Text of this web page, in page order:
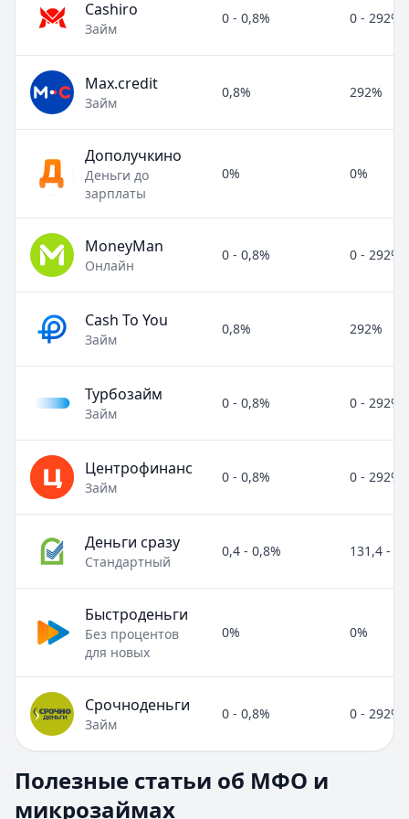
Cashiro
Займ
0 - 0,8% 0 - 292%
Max.credit
Займ
0,8% 292%
Дополучкино
Деньги до
зарплаты
0% 0%
MoneyMan
Онлайн
0 - 0,8% 0 - 292%
Cash To You
Займ
0,8% 292%
Турбозайм
Займ
0 - 0,8% 0 - 292%
Центрофинанс
Займ
0 - 0,8% 0 - 292%
Деньги сразу
Стандартный
0,4 - 0,8% 131,4 -
Быстроденьги
Без процентов
для новых
0% 0%
Срочноденьги
Займ
0 - 0,8% 0 - 292%
Раздел:МФО и микрозаймы. Всего статей: 8.
Займ под расписку
Полезные статьи об МФО и
микрозаймах